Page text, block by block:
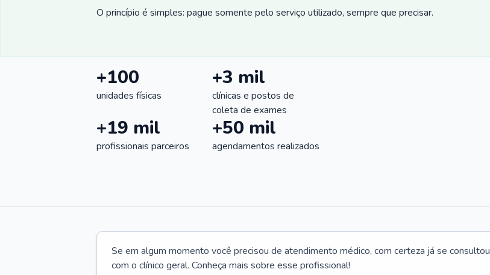
O princípio é simples: pague somente pelo serviço utilizado, sempre que precisar.
+100
unidades físicas
+3 mil
clínicas e postos de
coleta de exames
+19 mil
profissionais parceiros
+50 mil
agendamentos realizados
Se em algum momento você precisou de atendimento médico, com certeza já se consultou
com o clínico geral. Conheça mais sobre esse profissional!